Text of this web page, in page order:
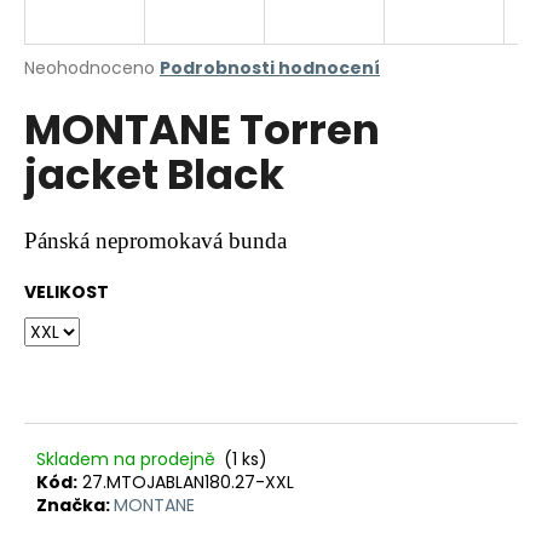
Průměrné
produktu
je
0,0
5
hvězdiček.
Neohodnoceno Podrobnosti hodnocení
MONTANE Torren
jacket Black
Pánská nepromokavá bunda
VELIKOST
Skladem na prodejně (1 ks)
Kód: 27.MTOJABLAN180.27-XXL
Značka:MONTANE
j
t
?
o
u